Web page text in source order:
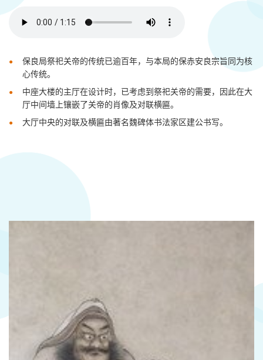
保良局祭祀关帝的传统已逾百年，与本局的保赤安良宗旨同为核
心传统。
中座大楼的主厅在设计时， 已考虑到祭祀关帝的需要， 因此在大
厅中间墙 上镶嵌了关帝的肖像及对联横匾。
大厅中央的对联及横匾由著名魏碑体书法家区建公书写。